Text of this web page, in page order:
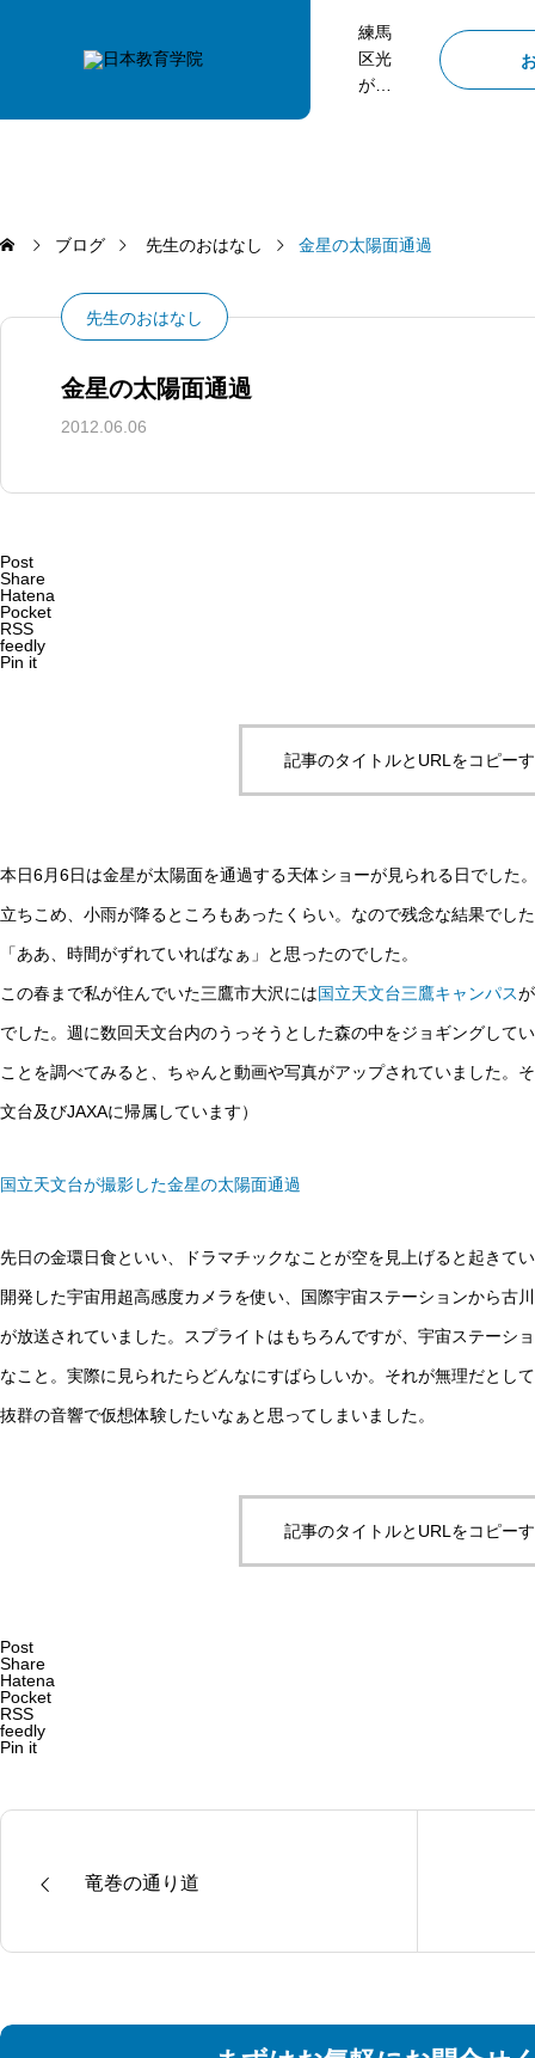
練馬
区光
が
る塾
学院
ブログ 先生のおはなし 金星の太陽面通過
先生のおはなし
金星の太陽面通過
2012.06.06
Post
Share
Hatena
Pocket
RSS
feedly
Pin it
記事のタイトルとURLをコピー
本日6月6日は金星が太陽面を通過する天体ショーが見られる日でした
立ちこめ、小雨が降るところもあったくらい。なので残念な結果でし
「ああ、時間がずれていればなぁ」と思ったのでした。
この春まで私が住んでいた三鷹市大沢には国立天文台三鷹キャンパス
でした。週に数回天文台内のうっそうとした森の中をジョギングして
ことを調べてみると、ちゃんと動画や写真がアップされていました。
文台及びJAXAに帰属しています）
国立天文台が撮影した金星の太陽面通過
先日の金環日食といい、ドラマチックなことが空を見上げると起きて
開発した宇宙用超高感度カメラを使い、国際宇宙ステーションから古
が放送されていました。スプライトはもちろんですが、宇宙ステーシ
なこと。実際に見られたらどんなにすばらしいか。それが無理だとし
抜群の音響で仮想体験したいなぁと思ってしまいました。
記事のタイトルとURLをコピー
Post
Share
Hatena
Pocket
RSS
feedly
Pin it
竜巻の通り道